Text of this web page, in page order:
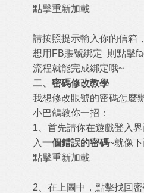
點擊重新加載
請按照提示輸入你的信箱
想用FB賬號綁定 則點擊
流程就能完成綁定哦~
二、密碼修改教學
我想修改賬號的密碼怎麼
小巴鴿教你一招：
1、首先請你在遊戲登入
入一個錯誤的密碼~就像下
點擊重新加載
2、在上圖中，點擊找回